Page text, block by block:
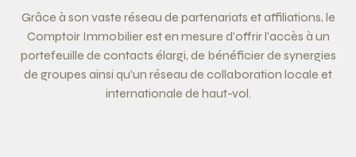
Grâce à son vaste réseau de partenariats et affiliations, le
Comptoir Immobilier est en mesure d'offrir l'accès à un
portefeuille de contacts élargi, de bénéficier de synergies
de groupes ainsi qu'un réseau de collaboration locale et
internationale de haut-vol.